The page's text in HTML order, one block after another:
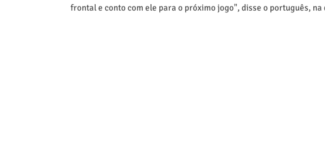
frontal e conto com ele para o próximo jogo", disse o português, na